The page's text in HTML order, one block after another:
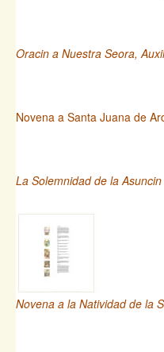
Oracin a Nuestra Seora,
Novena a Santa Juana de
La Solemnidad de la
Novena a la Natividad de la